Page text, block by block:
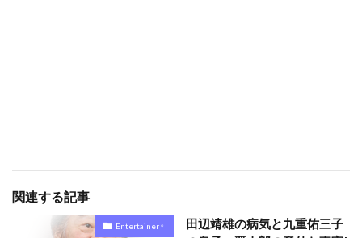
関連する記事
Entertainer♀
田辺靖雄の病気と九重佑三子